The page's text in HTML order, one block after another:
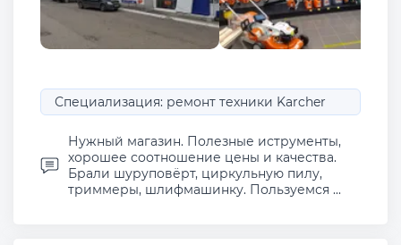
Специализация: ремонт техники Karcher
Нужный магазин. Полезные иструменты,
хорошее соотношение цены и качества.
Брали шуруповёрт, циркульную пилу,
триммеры, шлифмашинку. Пользуемся ...